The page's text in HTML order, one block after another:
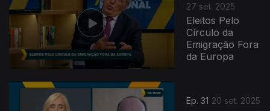
27 set. 2025
Eleitos Pelo
Círculo da
Emigração Fora
da Europa
Ep. 31 20 set. 2025